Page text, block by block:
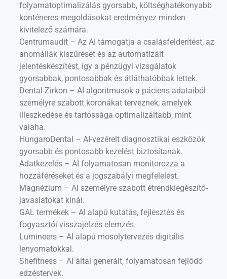
folyamatoptimalizálás gyorsabb, költséghatékonyabb
konténeres megoldásokat eredményez minden
kivitelező számára.
Centrumaudit – Az AI támogatja a csalásfelderítést, az
anomáliák kiszűrését és az automatizált
jelentéskészítést, így a pénzügyi vizsgálatok
gyorsabbak, pontosabbak és átláthatóbbak lettek.
Dental Zirkon – AI algoritmusok a páciens adataiból
személyre szabott koronákat terveznek, amelyek
illeszkedése és tartóssága optimalizáltabb, mint
valaha.
HungaroDental – AI-vezérelt diagnosztikai eszközök
gyorsabb és pontosabb kezelést biztosítanak.
Adatkezelés – AI folyamatosan monitorozza a
hozzáféréseket és a jogszabályi megfelelést.
Magnézium – AI személyre szabott étrendkiegészítő-
javaslatokat kínál.
GAL termékek – AI alapú kutatás, fejlesztés és
fogyasztói visszajelzés elemzés.
Lumineers – AI alapú mosolytervezés digitális
lenyomatokkal.
Shefitness – AI által generált, folyamatosan fejlődő
edzéstervek.